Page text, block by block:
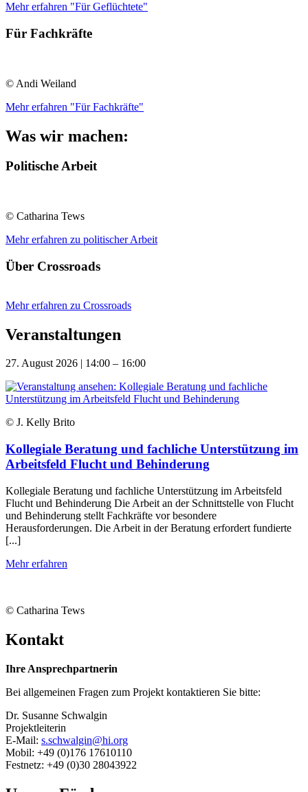
Mehr erfahren "Für Geflüchtete"
Für Fachkräfte
© Andi Weiland
Mehr erfahren "Für Fachkräfte"
Was wir machen:
Politische Arbeit
© Catharina Tews
Mehr erfahren zu politischer Arbeit
Über Crossroads
Mehr erfahren zu Crossroads
Veranstaltungen
27. August 2026 | 14:00 – 16:00
© J. Kelly Brito
Kollegiale Beratung und fachliche Unterstützung im
Arbeitsfeld Flucht und Behinderung
Kollegiale Beratung und fachliche Unterstützung im Arbeitsfeld
Flucht und Behinderung Die Arbeit an der Schnittstelle von Flucht
und Behinderung stellt Fachkräfte vor besondere
Herausforderungen. Die Arbeit in der Beratung erfordert fundierte
[...]
Mehr erfahren
© Catharina Tews
Kontakt
Ihre Ansprechpartnerin
Bei allgemeinen Fragen zum Projekt kontaktieren Sie bitte:
Dr. Susanne Schwalgin
Projektleiterin
E-​Mail: s.schwalgin@hi.org
Mobil: +49 (0)176 17610110
Festnetz: +49 (0)30 28043922